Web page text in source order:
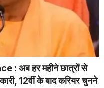
अब हर महीने छात्रों से
12वीं के बाद करियर चुनने